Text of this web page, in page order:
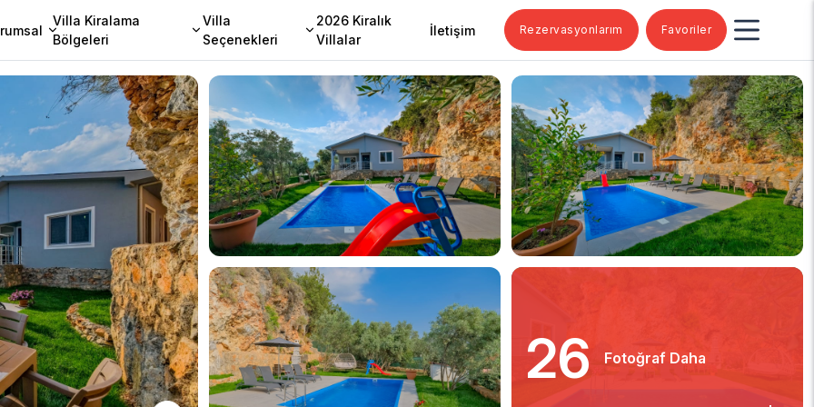
Villa Kiralama
Bölgeleri
Villa
Seçenekleri
2026 Kiralık
Villalar
İletişim Rezervasyonlarım Favoriler
26 Fotoğraf Daha